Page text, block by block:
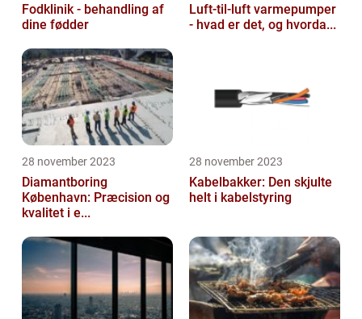
Fodklinik - behandling af
dine fødder
Luft-til-luft varmepumper
- hvad er det, og hvorda...
28 november 2023
Diamantboring
København: Præcision og
kvalitet i e...
28 november 2023
Kabelbakker: Den skjulte
helt i kabelstyring